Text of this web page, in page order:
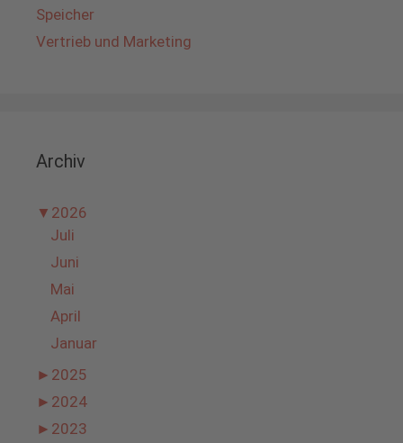
Speicher
Vertrieb und Marketing
Archiv
▼ 2026
Juli
Juni
Mai
April
Januar
► 2025
► 2024
► 2023